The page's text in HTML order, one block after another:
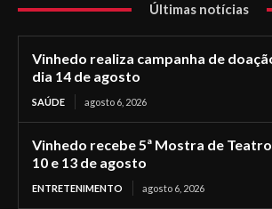
Últimas notícias
Vinhedo realiza campanha de
dia 14 de agosto
SAÚDE agosto 6, 2026
Vinhedo recebe 5ª Mostra de
10 e 13 de agosto
ENTRETENIMENTO agosto 6, 2026